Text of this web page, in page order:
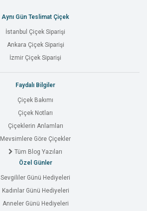
Aynı Gün Teslimat Çiçek
İstanbul Çiçek Siparişi
Ankara Çiçek Siparişi
İzmir Çiçek Siparişi
Faydalı Bilgiler
Çiçek Bakımı
Çiçek Notları
Çiçeklerin Anlamları
Mevsimlere Göre Çiçekler
Tüm Blog Yazıları
Özel Günler
Sevgililer Günü Hediyeleri
Kadınlar Günü Hediyeleri
Anneler Günü Hediyeleri